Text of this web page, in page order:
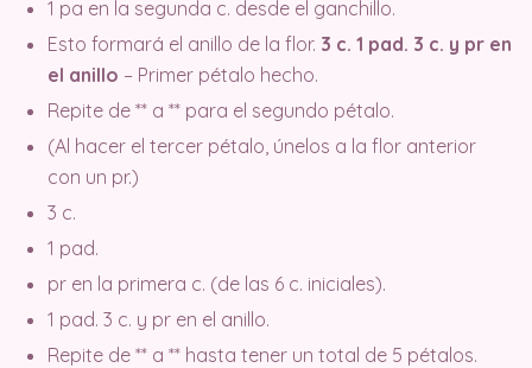
1 pa en la segunda c. desde el ganchillo.
Esto formará el anillo de la flor. 3 c. 1 pad. 3 c. y pr en
el anillo – Primer pétalo hecho.
Repite de ** a ** para el segundo pétalo.
(Al hacer el tercer pétalo, únelos a la flor anterior
con un pr.)
3 c.
1 pad.
pr en la primera c. (de las 6 c. iniciales).
1 pad. 3 c. y pr en el anillo.
Repite de ** a ** hasta tener un total de 5 pétalos.